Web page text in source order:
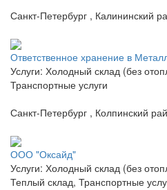
Санкт-Петербург , Калининский
Ответственное хранение в
Услуги: Холодный склад (без
Транспортные услуги
Санкт-Петербург , Колпинский
ООО "Оксайд"
Услуги: Холодный склад (без
Теплый склад, Транспортные